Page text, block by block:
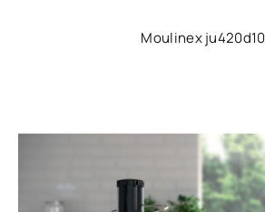
Moulinex ju420d10